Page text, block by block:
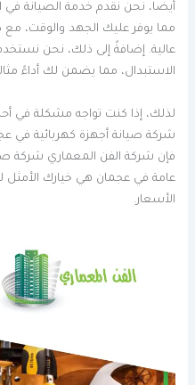
أيضًا، نحن نقدم خدمة الصيانة في
مما يوفر عليك الجهد والوقت،
عالية. إضافةً إلى ذلك، نحن
الاستبدال، مما يضمن لك أداءً
لذلك، إذا كنت تواجه مشكلة في
شركة صيانة أجهزة كهربائية في
فإن شركة الفن المعماري شركة
عامة في عجمان هي خيارك
الأسعار.